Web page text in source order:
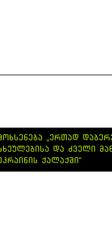
„ᲔᲠᲗᲐᲓ
ᲓᲐ ᲫᲕᲔᲚᲘ
ᲥᲐᲚᲐᲥᲨᲘ“